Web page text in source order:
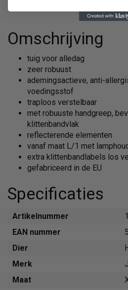
Omschrijving
tuig voor alledag
zeer robuust
ademingsactieve, anti-
voedingsstof
traploos verstelbaar
met robuuste handgreep,
klittenbandvlak
reflecterende elementen
vanaf maat L/1 met
extra klittenbandlabels los
gefabriceerd in de EU
Specificaties
Artikelnummer
EAN nummer
Dier
Merk
Maat